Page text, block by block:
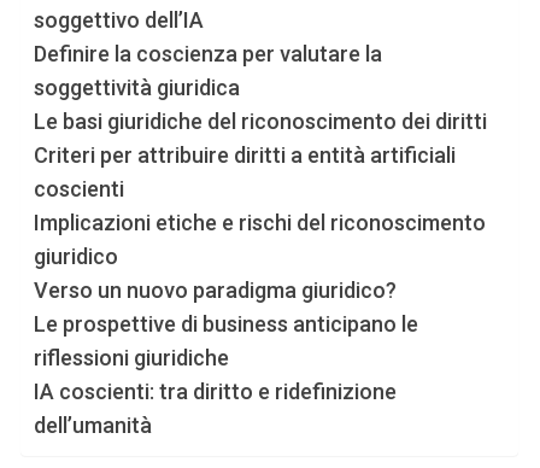
soggettivo dell’IA
Definire la coscienza per valutare la
soggettività giuridica
Le basi giuridiche del riconoscimento dei diritti
Criteri per attribuire diritti a entità artificiali
coscienti
Implicazioni etiche e rischi del riconoscimento
giuridico
Verso un nuovo paradigma giuridico?
Le prospettive di business anticipano le
riflessioni giuridiche
IA coscienti: tra diritto e ridefinizione
dell’umanità